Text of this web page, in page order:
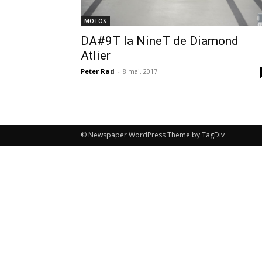
MOTOS
DA#9T la NineT de Diamond
Atlier
Peter Rad - 8 mai, 2017
© Newspaper WordPress Theme by TagDiv